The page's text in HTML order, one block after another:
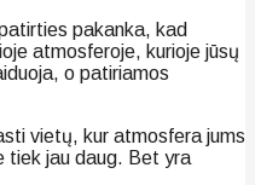
pakanka, kad
atmosferoje, kurioje jūsų
o patiriamos
vietų, kur atmosfera jums
tiek jau daug. Bet yra